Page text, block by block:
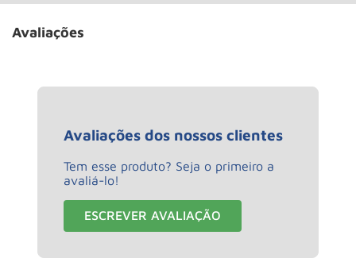
Avaliações
Avaliações dos nossos clientes
Tem esse produto? Seja o primeiro a
avaliá-lo!
ESCREVER AVALIAÇÃO